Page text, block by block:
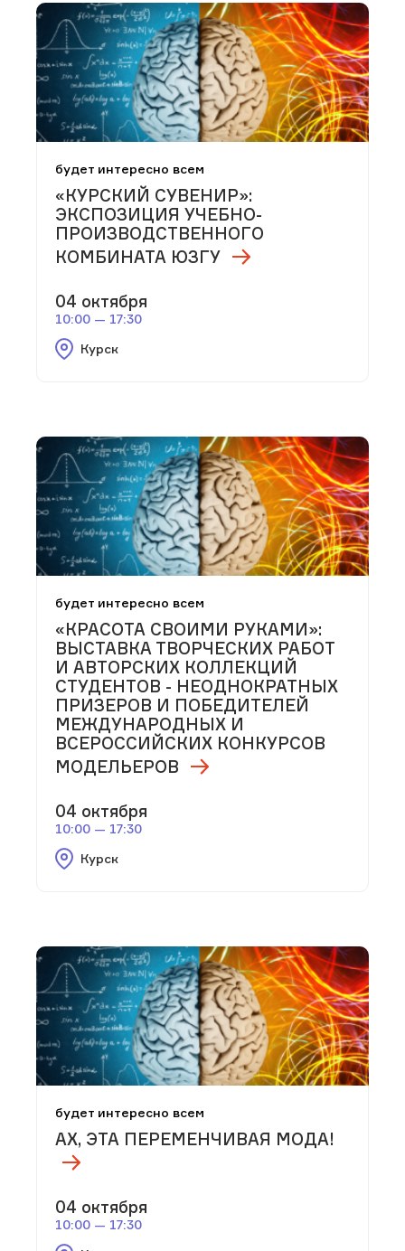
будет интересно всем
«КУРСКИЙ СУВЕНИР»:
ЭКСПОЗИЦИЯ УЧЕБНО-
ПРОИЗВОДСТВЕННОГО
КОМБИНАТА ЮЗГУ
04 октября
10:00 — 17:30
Курск
будет интересно всем
«КРАСОТА СВОИМИ РУКАМИ»:
ВЫСТАВКА ТВОРЧЕСКИХ РАБОТ
И АВТОРСКИХ КОЛЛЕКЦИЙ
СТУДЕНТОВ - НЕОДНОКРАТНЫХ
ПРИЗЕРОВ И ПОБЕДИТЕЛЕЙ
МЕЖДУНАРОДНЫХ И
ВСЕРОССИЙСКИХ КОНКУРСОВ
МОДЕЛЬЕРОВ
04 октября
10:00 — 17:30
Курск
будет интересно всем
АХ, ЭТА ПЕРЕМЕНЧИВАЯ МОДА!
04 октября
10:00 — 17:30